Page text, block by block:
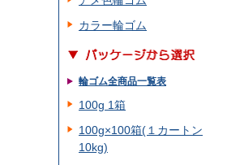
カラー輪ゴム
輪ゴム全商品一覧表
100g 1箱
100g×100箱(１カートン
10kg)